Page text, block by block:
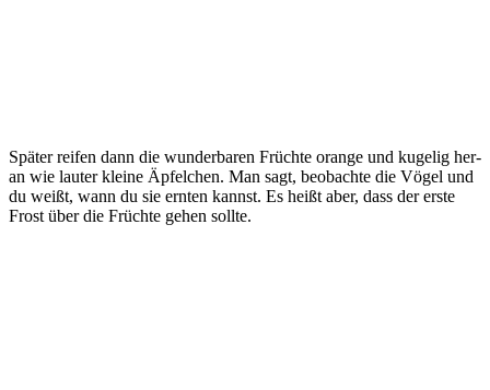
Spä­ter rei­fen dann die wun­der­ba­ren Früch­te oran­ge und kuge­lig her­
an wie lau­ter klei­ne Äpfel­chen. Man sagt, beob­ach­te die Vögel und
du weißt, wann du sie ern­ten kannst. Es heißt aber, dass der ers­te
Frost über die Früch­te gehen sollte.